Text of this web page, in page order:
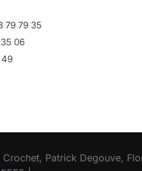
79 79 35
06
49
Patrick Degouve,